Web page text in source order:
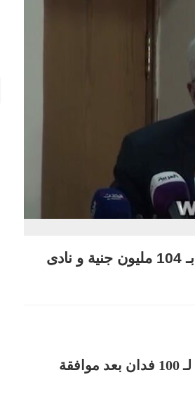
السرنجاوى: سنسلم المجلس القادم ميزانية بـ 104 مليون جنية و نادى
فرع العاصمة الادارية الجديدة قد تصل مساحته لـ 100 فدان بعد موافقة